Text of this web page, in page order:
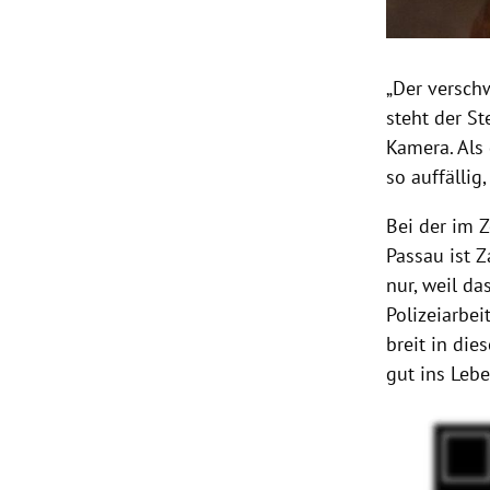
„Der
steht der
Kamera.
so auffällig,
Bei der im
Passau ist
nur, weil
breit in
gut ins